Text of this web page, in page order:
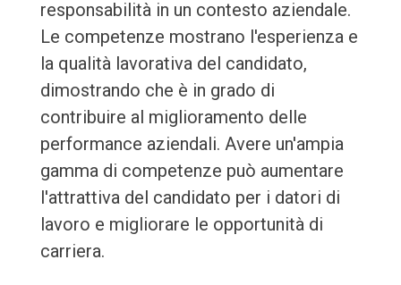
responsabilità in un contesto aziendale.
Le competenze mostrano l'esperienza e
la qualità lavorativa del candidato,
dimostrando che è in grado di
contribuire al miglioramento delle
performance aziendali. Avere un'ampia
gamma di competenze può aumentare
l'attrattiva del candidato per i datori di
lavoro e migliorare le opportunità di
carriera.